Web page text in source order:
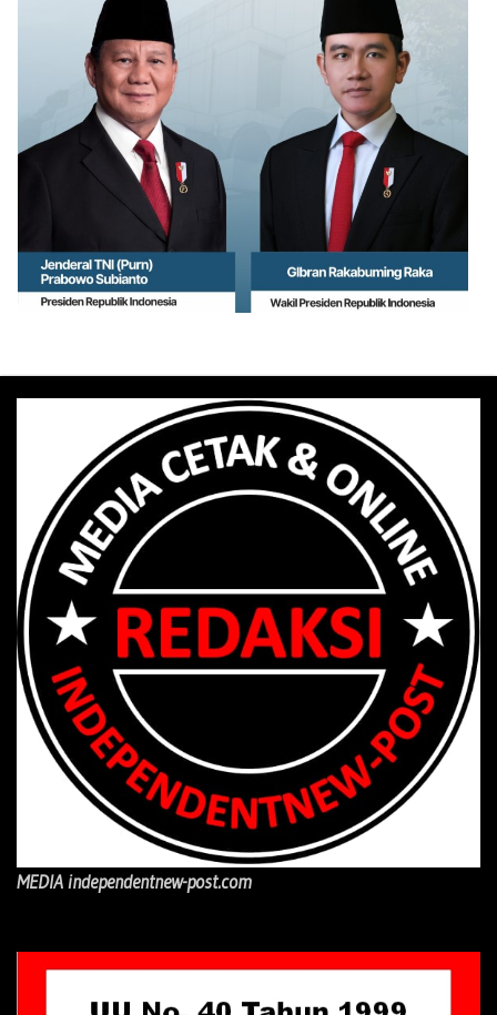
MEDIA independentnew-post.com